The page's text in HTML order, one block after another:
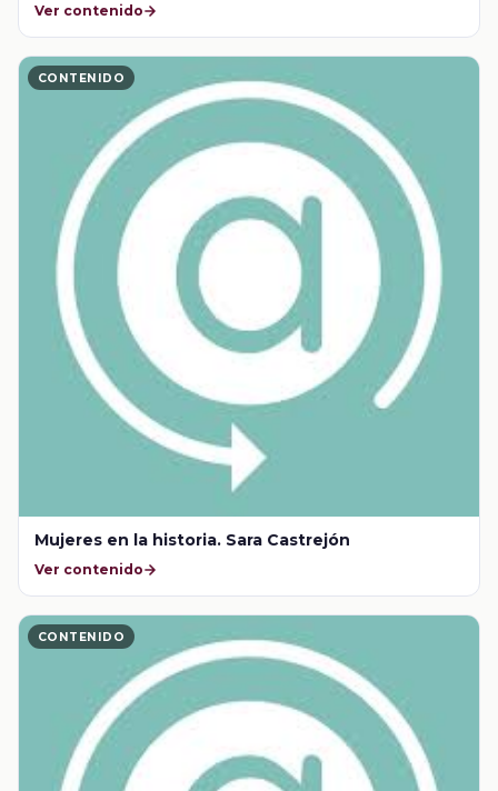
Ver contenido
CONTENIDO
Mujeres en la historia. Sara Castrejón
Ver contenido
CONTENIDO